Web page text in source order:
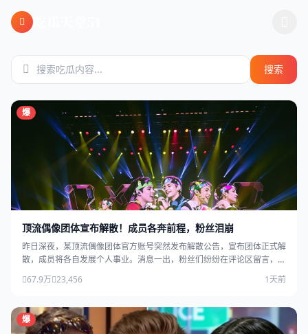
跳过导航
搜索
爆
顶流偶像团体宣布解散！成员各奔前程，粉丝泪崩
昨日深夜，某顶流偶像团体官方账号突然发布解散公告，宣布团体正式解
散，成员将各自发展个人事业。消息一出，粉丝们纷纷在评论区留言，场
67.9万 23,456 1天前
爆